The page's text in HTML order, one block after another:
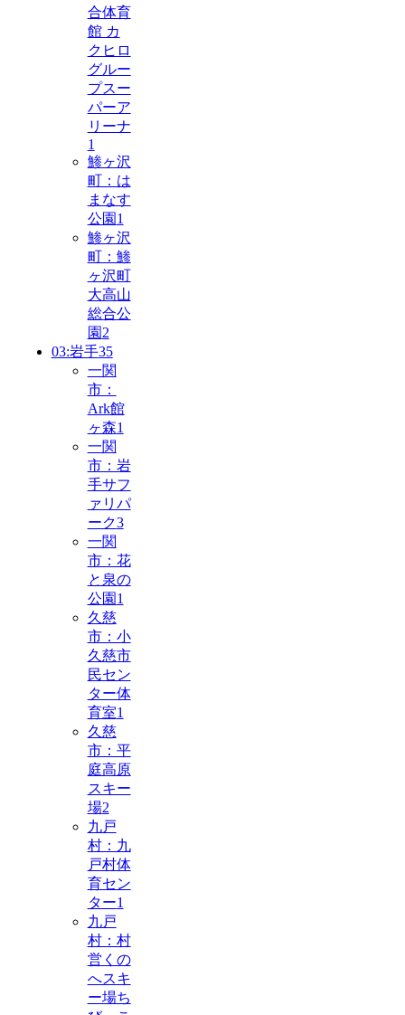
合体育
館 カ
クヒロ
グルー
プスー
パーア
リーナ
1
鯵ヶ沢
町：は
まなす
公園 1
鯵ヶ沢
町：鯵
ヶ沢町
大高山
総合公
園 2
03:岩手35
一関
市：
Ark館
ヶ森1
一関
市：岩
手サフ
ァリパ
ーク3
一関
市：花
と泉の
公園 1
久慈
市：小
久慈市
民セン
ター体
育室1
久慈
市：平
庭高原
スキー
場2
九戸
村：九
戸村体
育セン
ター1
九戸
村：村
営くの
へスキ
ー場ち